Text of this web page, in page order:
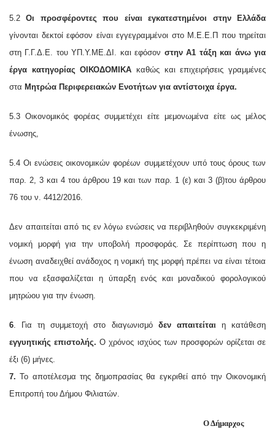
5.2Οι προσφέροντες που είναι εγκατεστημένοι στην Ελλάδα
γίνονται δεκτοί εφόσον είναι εγγεγραμμένοι στο Μ.Ε.Ε.Π που τηρείται
στη Γ.Γ.Δ.Ε. του ΥΠ.Υ.ΜΕ.ΔΙ. και εφόσον στην Α1 τάξη και άνω για
έργα κατηγορίας ΟΙΚΟΔΟΜΙΚΑ καθώς και επιχειρήσεις γραμμένες
στα Μητρώα Περιφερειακών Ενοτήτων για αντίστοιχα έργα.
5.3 Οικονομικός φορέας συμμετέχει είτε μεμονωμένα είτε ως μέλος
ένωσης,
5.4 Οι ενώσεις οικονομικών φορέων συμμετέχουν υπό τους όρους των
παρ. 2, 3 και 4 του άρθρου 19 και των παρ. 1 (ε) και 3 (β)του άρθρου
76 του ν. 4412/2016.
Δεν απαιτείται από τις εν λόγω ενώσεις να περιβληθούν συγκεκριμένη
νομική μορφή για την υποβολή προσφοράς. Σε περίπτωση που η
ένωση αναδειχθεί ανάδοχος η νομική της μορφή πρέπει να είναι τέτοια
που να εξασφαλίζεται η ύπαρξη ενός και μοναδικού φορολογικού
μητρώου για την ένωση.
6. Για τη συμμετοχή στο διαγωνισμό δεν απαιτείται η κατάθεση
εγγυητικής επιστολής.Ο χρόνος ισχύος των προσφορών ορίζεται σε
έξι (6) μήνες.
7. Το αποτέλεσμα της δημοπρασίας θα εγκριθεί από την Οικονομική
Επιτροπή του Δήμου Φιλιατών.
Ο Δήμαρχος